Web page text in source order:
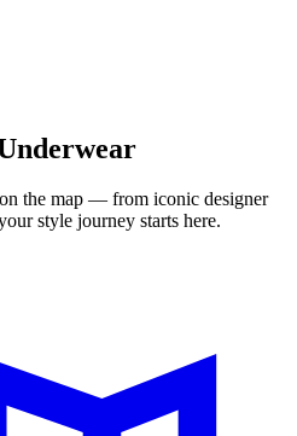
the map — from iconic designer
style journey starts here.